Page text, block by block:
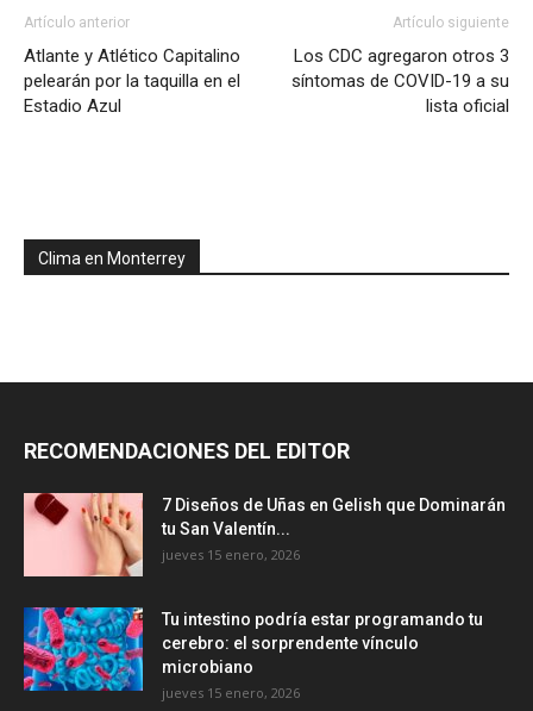
Artículo anterior
Atlante y Atlético Capitalino
pelearán por la taquilla en el
Estadio Azul
Artículo siguiente
Los CDC agregaron otros 3
síntomas de COVID-19 a su
lista oficial
Clima en Monterrey
RECOMENDACIONES DEL EDITOR
7 Diseños de Uñas en Gelish que Dominarán
tu San Valentín...
jueves 15 enero, 2026
Tu intestino podría estar programando tu
cerebro: el sorprendente vínculo
microbiano
jueves 15 enero, 2026